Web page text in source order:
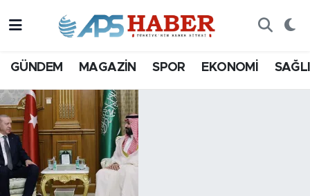
GÜNDEM MAGAZİN SPOR EKONOMİ